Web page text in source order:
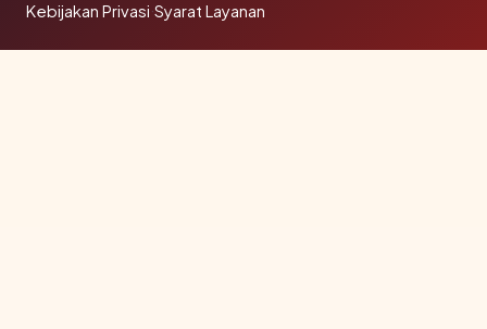
Kebijakan Privasi·Syarat Layanan